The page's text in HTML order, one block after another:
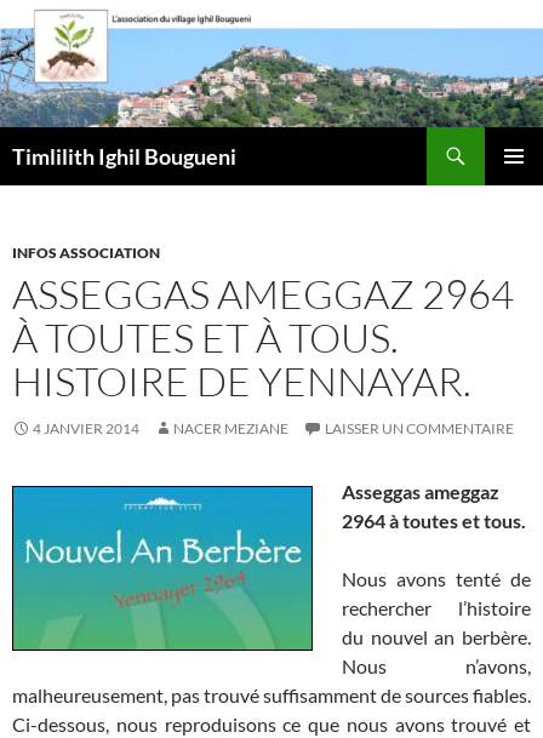
Aller
au
contenu
Timlilith Ighil Bougueni
INFOS ASSOCIATION
ASSEGGAS AMEGGAZ 2964
À TOUTES ET À TOUS.
HISTOIRE DE YENNAYAR.
4 JANVIER 2014 NACER MEZIANE LAISSER UN COMMENTAIRE
Asseggas ameggaz
2964 à toutes et tous.
Nous avons tenté de
rechercher l’histoire
du nouvel an berbère.
Nous n’avons,
malheureusement, pas trouvé suffisamment de sources fiables.
Ci-dessous, nous reproduisons ce que nous avons trouvé et